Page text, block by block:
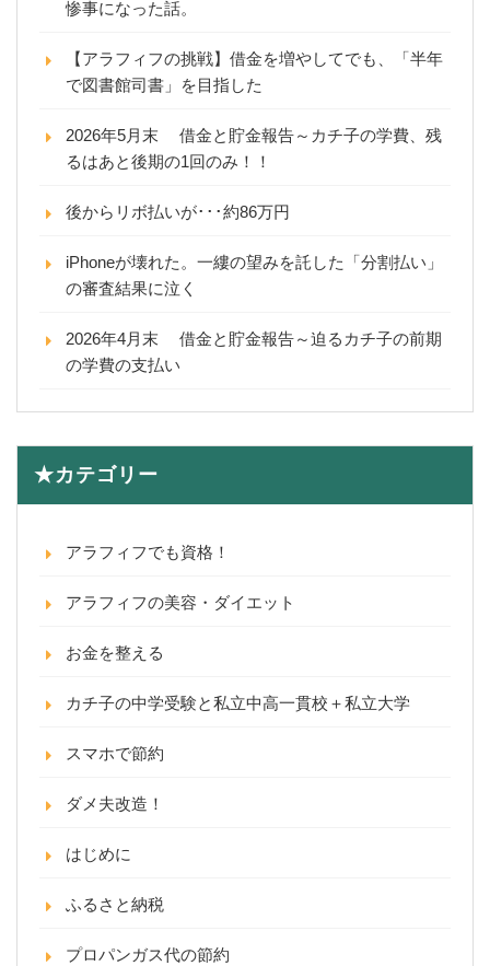
惨事になった話。
【アラフィフの挑戦】借金を増やしてでも、「半年
で図書館司書」を目指した
2026年5月末 借金と貯金報告～カチ子の学費、残
るはあと後期の1回のみ！！
後からリボ払いが･･･約86万円
iPhoneが壊れた。一縷の望みを託した「分割払い」
の審査結果に泣く
2026年4月末 借金と貯金報告～迫るカチ子の前期
の学費の支払い
★カテゴリー
アラフィフでも資格！
アラフィフの美容・ダイエット
お金を整える
カチ子の中学受験と私立中高一貫校＋私立大学
スマホで節約
ダメ夫改造！
はじめに
ふるさと納税
プロパンガス代の節約